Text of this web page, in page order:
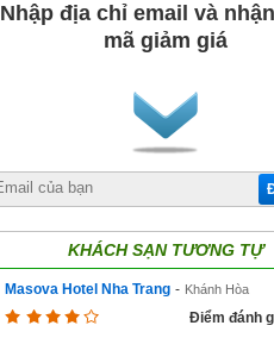
Nhập địa chỉ email và
mã giảm giá
KHÁCH SẠN TƯƠNG TỰ
Masova Hotel Nha Trang - Khánh Hòa
Điểm đánh